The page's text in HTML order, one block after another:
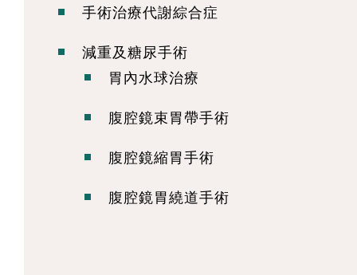
手術治療代謝綜合症
減重及糖尿手術
胃內水球治療
腹腔鏡束胃帶手術
腹腔鏡縮胃手術
腹腔鏡胃繞道手術